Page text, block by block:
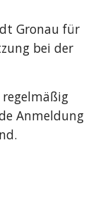
Gronau für
bei der
Anmeldung